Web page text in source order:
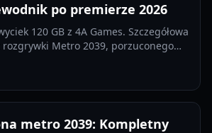
po premierze 2026
120 GB z 4A Games. Szczegółowa
Metro 2039, porzuconego
metro 2039: Kompletny